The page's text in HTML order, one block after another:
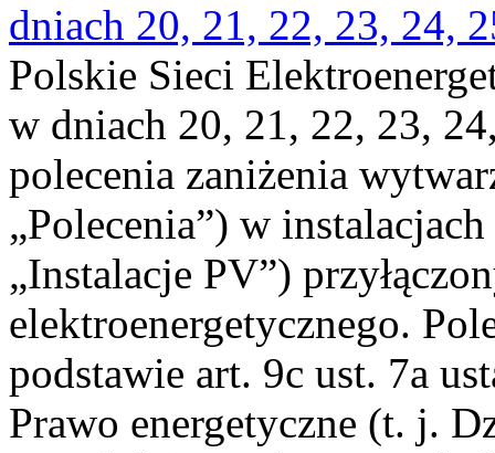
dniach 20, 21, 22, 23, 24,
Polskie Sieci
w dniach 20, 21, 22, 23,
polecenia zaniżenia
„Polecenia”) w
„Instalacje PV”)
elektroenergetycznego.
podstawie art. 9c ust. 7a
Prawo energetyczne (t. j.